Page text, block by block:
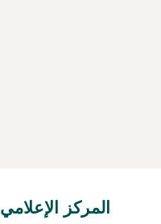
المركز الإعلامي